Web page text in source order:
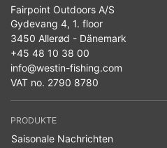
Fairpoint Outdoors A/S
Gydevang 4, 1. floor
3450 Allerød - Dänemark
+45 48 10 38 00
info@westin-fishing.com
VAT no. 2790 8780
PRODUKTE
Saisonale Nachrichten